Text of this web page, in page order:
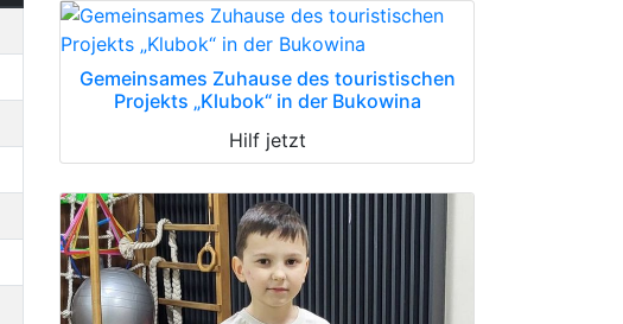
Gemeinsames Zuhause des touristischen
Projekts „Klubok“ in der Bukowina
Hilf jetzt